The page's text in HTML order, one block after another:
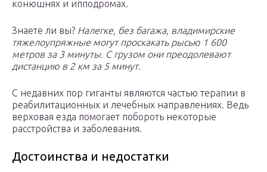
конюшнях и ипподромах.
Знаете ли вы? Налегке, без багажа, владимирские
тяжелоупряжные могут проскакать рысью 1 600
метров за 3 минуты. С грузом они преодолевают
дистанцию в 2 км за 5 минут.
С недавних пор гиганты являются частью терапии в
реабилитационных и лечебных направлениях. Ведь
верховая езда помогает побороть некоторые
расстройства и заболевания.
Достоинства и недостатки